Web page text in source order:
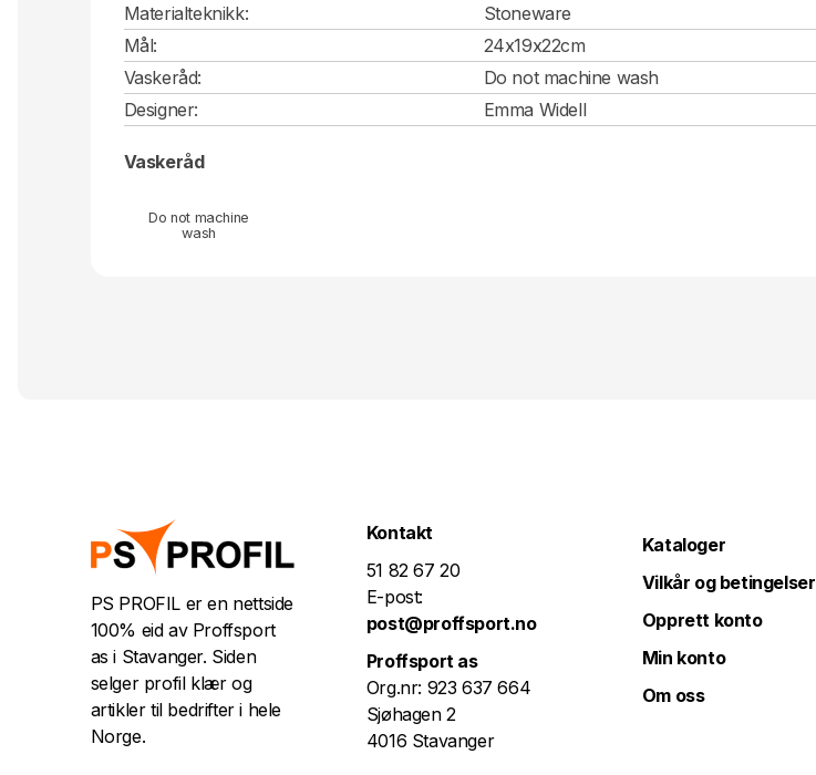
Materialteknikk:
Stoneware
Mål:
24x19x22cm
Vaskeråd:
Do not machine wash
Designer:
Emma Widell
Vaskeråd
Do not machine
wash
PS PROFIL er en nettside
100% eid av Proffsport
as i Stavanger. Siden
selger profil klær og
artikler til bedrifter i hele
Norge.
Kontakt
51 82 67 20
E-post:
post@proffsport.no
Proffsport as
Org.nr: 923 637 664
Sjøhagen 2
4016 Stavanger
Kataloger
Vilkår og betingelser
Opprett konto
Min konto
Om oss